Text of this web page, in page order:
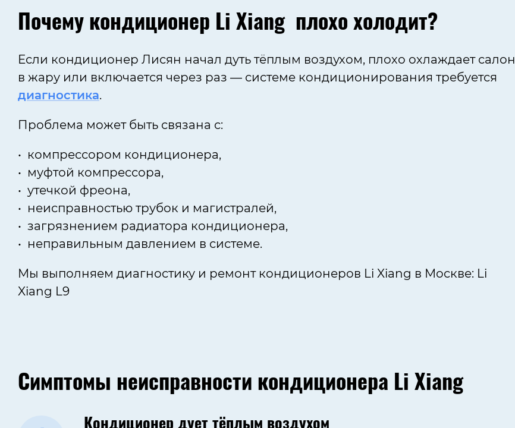
Почему кондиционер Li Xiang плохо холодит?
Если кондиционер Лисян начал дуть тёплым воздухом, плохо охлаждает салон
в жару или включается через раз — системе кондиционирования требуется
диагностика.
Проблема может быть связана с:
компрессором кондиционера,
муфтой компрессора,
утечкой фреона,
неисправностью трубок и магистралей,
загрязнением радиатора кондиционера,
неправильным давлением в системе.
Мы выполняем диагностику и ремонт кондиционеров Li Xiang в Москве: Li
Xiang L9
Симптомы неисправности кондиционера Li Xiang
Кондиционер дует тёплым воздухом